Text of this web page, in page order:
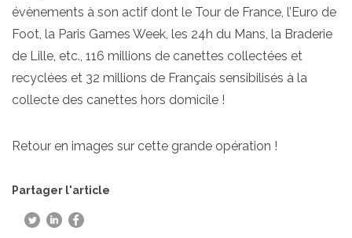
évènements à son actif dont le Tour de France, l’Euro de
Foot, la Paris Games Week, les 24h du Mans, la Braderie
de Lille, etc., 116 millions de canettes collectées et
recyclées et 32 millions de Français sensibilisés à la
collecte des canettes hors domicile !
Retour en images sur cette grande opération !
Partager l'article